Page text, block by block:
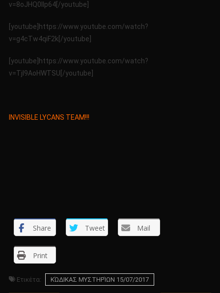
v=8oJHQ0llp64[/youtube]
[youtube]https://www.youtube.com/watch?
v=g4cTw4qiF2k[/youtube]
[youtube]https://www.youtube.com/watch?
v=TjI9AoHWTSU[/youtube]
ΙNVISIBLE LYCANS TEAM!!!
Share Tweet Mail
Print
Ετικέτα: ΚΏΔΙΚΑΣ ΜΥΣΤΗΡΊΩΝ 15/07/2017